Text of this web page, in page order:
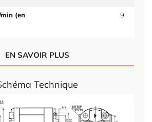
(en
9
EN SAVOIR PLUS
Technique